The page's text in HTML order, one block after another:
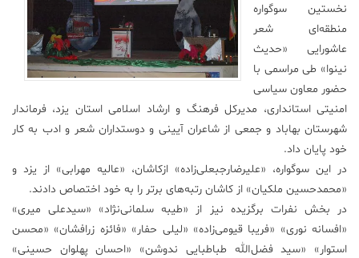
علم
فناوری
عکس
پادکست
فرهنگی
و
هنری
نخستین سوگواره
منطقه‌ای شعر
عاشورایی «حدیث
نینوا» طی مراسمی با
حضور معاون سیاسی
امنیتی استانداری، مدیرکل فرهنگ و ارشاد اسلامی استان یزد، فرماندار
شهرستان بهاباد و جمعی از شاعران آیینی و دوستداران شعر و ادب به کار
خود پایان داد.
در این سوگواره، «علیرضارجبعلی‌زاده» ازکاشان، «عالیه مهرابی» از یزد و
«محمدحسین ملکیان» از کاشان رتبه‌های بر‌تر را به خود اختصاص دادند.
در بخش نفرات برگزیده نیز از «طیبه سلمانی‌نژاد» «سیدعلی میری»
«افسانه نوری» «فریبا قیومی‌زاده» «لیلی حفار» «فائزه زرافشان» «محسن
استوار» «سید فضل‌الله طباطبایی ندوشن» «احسان پهلوان حسینی»